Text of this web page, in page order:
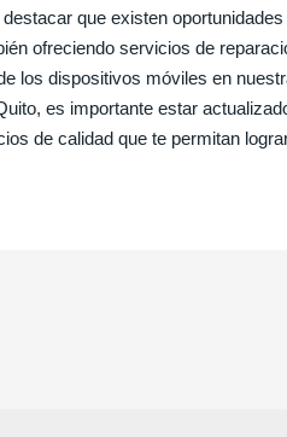
que existen
ofreciendo servicios de
los dispositivos móviles en
es importante estar
de calidad que te permitan